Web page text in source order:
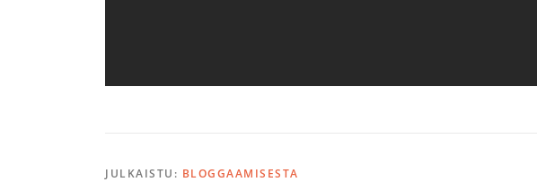
JULKAISTU: BLOGGAAMISESTA